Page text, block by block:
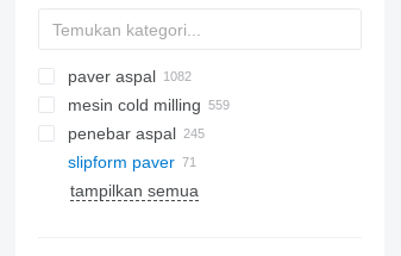
paver aspal
paver aspal crawler
paver aspal beroda
mesin cold milling
penebar aspal
slipform paver
tampilkan semua